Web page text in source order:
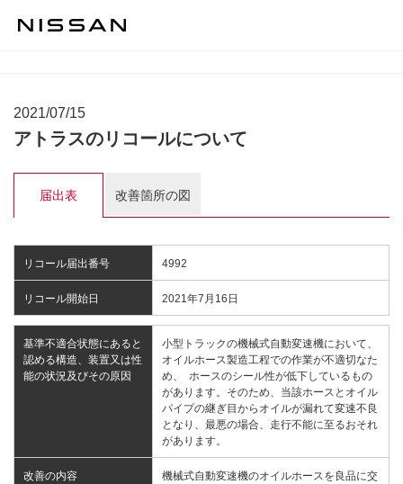
2021/07/15
アトラスのリコールについて
届出表 改善箇所の図
リコール届出番号 4992
リコール開始日 2021年7月16日
基準不適合状態にあると
認める構造、装置又は性
能の状況及びその原因
小型トラックの機械式自動変速機において、
オイルホース製造工程での作業が不適切なた
め、 ホースのシール性が低下しているもの
があります。そのため、当該ホースとオイル
パイプの継ぎ目からオイルが漏れて変速不良
となり、最悪の場合、走行不能に至るおそれ
があります。
改善の内容
機械式自動変速機のオイルホースを良品に交